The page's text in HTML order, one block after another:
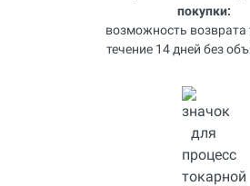
покупки:
возможность возврата
течение 14 дней без